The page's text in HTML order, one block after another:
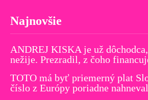
Najnovšie
ANDREJ KISKA je už
nežije. Prezradil, z čoho
TOTO má byť priemerný plat
číslo z Európy poriadne